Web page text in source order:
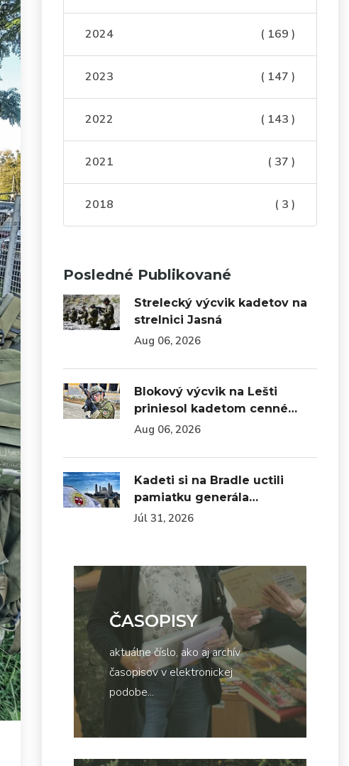
2024 ( 169 )
2023 ( 147 )
2022 ( 143 )
2021 ( 37 )
2018 ( 3 )
Posledné Publikované
Strelecký výcvik kadetov na
strelnici Jasná
Aug 06, 2026
Blokový výcvik na Lešti
priniesol kadetom cenné…
Aug 06, 2026
Kadeti si na Bradle uctili
pamiatku generála…
Júl 31, 2026
ČASOPISY
aktuálne číslo, ako aj archív
časopisov v elektronickej
podobe...